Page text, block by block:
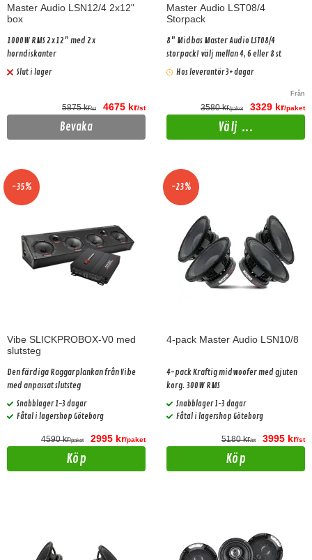
Master Audio LSN12/4 2x12"
box
1000W RMS 2x12" med 2x
horndiskanter
Slut i lager
5875 kr/st 4675 kr/st
Bevaka
Master Audio LST08/4
Storpack
8" Midbas Master Audio LST08/4
storpack! välj mellan 4, 6 eller 8 st
Hos leverantör 3+ dagar
Från
3580 kr/paket 3329 kr/paket
Välj ...
-35%
Vibe SLICKPROBOX-V0 med
slutsteg
Den färdiga Raggarplankan från Vibe
med anpassat slutsteg
Snabblager 1-3 dagar
Fåtal i lagershop Göteborg
4590 kr/paket 2995 kr/paket
Köp
-23%
4-pack Master Audio LSN10/8
4-pack Kraftig midwoofer med gjuten
korg. 300W RMS
Snabblager 1-3 dagar
Fåtal i lagershop Göteborg
5180 kr/st 3995 kr/st
Köp